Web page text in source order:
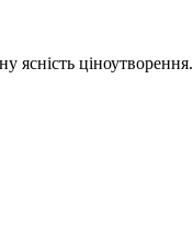
ясність ціноутворення.